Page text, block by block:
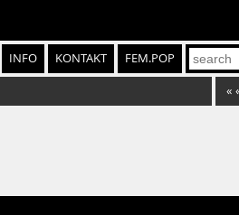
INFO KONTAKT FEM.POP
«